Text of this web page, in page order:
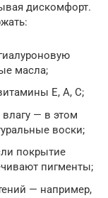
дискомфорт.
масла;
Е, А, С;
— в этом
воски;
покрытие
пигменты;
— например,